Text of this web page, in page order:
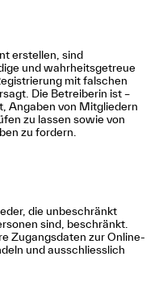
erstellen, sind
und wahrheitsgetreue
mit falschen
Die Betreiberin ist –
Angaben von Mitgliedern
zu lassen sowie von
zu fordern.
die unbeschränkt
sind, beschränkt.
Zugangsdaten zur Online-
und ausschliesslich